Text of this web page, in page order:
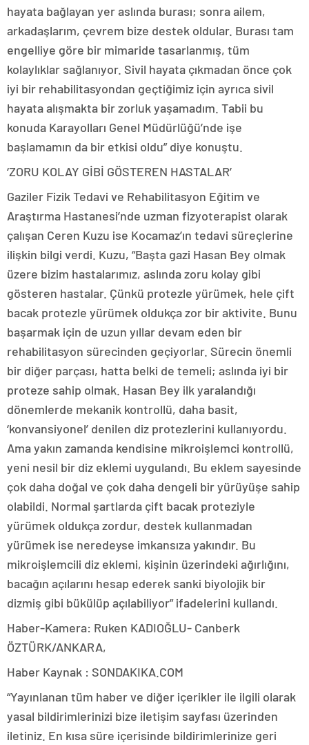
hayata bağlayan yer aslında burası; sonra ailem,
arkadaşlarım, çevrem bize destek oldular. Burası tam
engelliye göre bir mimaride tasarlanmış, tüm
kolaylıklar sağlanıyor. Sivil hayata çıkmadan önce çok
iyi bir rehabilitasyondan geçtiğimiz için ayrıca sivil
hayata alışmakta bir zorluk yaşamadım. Tabii bu
konuda Karayolları Genel Müdürlüğü’nde işe
başlamamın da bir etkisi oldu” diye konuştu.
‘ZORU KOLAY GİBİ GÖSTEREN HASTALAR’
Gaziler Fizik Tedavi ve Rehabilitasyon Eğitim ve
Araştırma Hastanesi’nde uzman fizyoterapist olarak
çalışan Ceren Kuzu ise Kocamaz’ın tedavi süreçlerine
ilişkin bilgi verdi. Kuzu, “Başta gazi Hasan Bey olmak
üzere bizim hastalarımız, aslında zoru kolay gibi
gösteren hastalar. Çünkü protezle yürümek, hele çift
bacak protezle yürümek oldukça zor bir aktivite. Bunu
başarmak için de uzun yıllar devam eden bir
rehabilitasyon sürecinden geçiyorlar. Sürecin önemli
bir diğer parçası, hatta belki de temeli; aslında iyi bir
proteze sahip olmak. Hasan Bey ilk yaralandığı
dönemlerde mekanik kontrollü, daha basit,
‘konvansiyonel’ denilen diz protezlerini kullanıyordu.
Ama yakın zamanda kendisine mikroişlemci kontrollü,
yeni nesil bir diz eklemi uygulandı. Bu eklem sayesinde
çok daha doğal ve çok daha dengeli bir yürüyüşe sahip
olabildi. Normal şartlarda çift bacak proteziyle
yürümek oldukça zordur, destek kullanmadan
yürümek ise neredeyse imkansıza yakındır. Bu
mikroişlemcili diz eklemi, kişinin üzerindeki ağırlığını,
bacağın açılarını hesap ederek sanki biyolojik bir
dizmiş gibi bükülüp açılabiliyor” ifadelerini kullandı.
Haber-Kamera: Ruken KADIOĞLU- Canberk
ÖZTÜRK/ANKARA,
Haber Kaynak : SONDAKIKA.COM
“Yayınlanan tüm haber ve diğer içerikler ile ilgili olarak
yasal bildirimlerinizi bize iletişim sayfası üzerinden
iletiniz. En kısa süre içerisinde bildirimlerinize geri